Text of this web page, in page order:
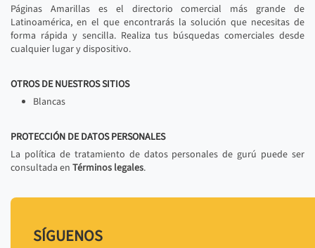
Páginas Amarillas es el directorio comercial más grande de
Latinoamérica, en el que encontrarás la solución que necesitas de
forma rápida y sencilla. Realiza tus búsquedas comerciales desde
cualquier lugar y dispositivo.
OTROS DE NUESTROS SITIOS
Blancas
PROTECCIÓN DE DATOS PERSONALES
La política de tratamiento de datos personales de gurú puede ser
consultada en Términos legales.
SÍGUENOS